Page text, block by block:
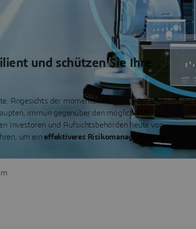
und schützen Sie Ihre
Angesichts der momentan herrschenden
immun gegenüber den möglichen Folgen
Investoren und Aufsichtsbehörden heute von
um eineffektiveres Risikomanagement zu